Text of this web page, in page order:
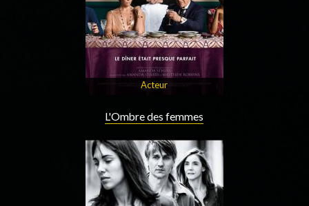
Acteur
L'Ombre des femmes